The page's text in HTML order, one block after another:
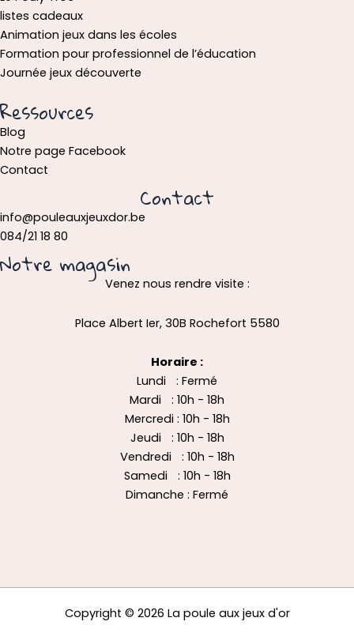
listes cadeaux
Animation jeux dans les écoles
Formation pour professionnel de l’éducation
Journée jeux découverte
Ressources
Blog
Notre page Facebook
Contact
Contact
info@pouleauxjeuxdor.be
084/21 18 80
Notre magasin
Venez nous rendre visite :
Place Albert Ier, 30B Rochefort 5580
Horaire :
Lundi : Fermé
Mardi : 10h - 18h
Mercredi : 10h - 18h
Jeudi : 10h - 18h
Vendredi : 10h - 18h
Samedi : 10h - 18h
Dimanche : Fermé
Copyright © 2026 La poule aux jeux d'or